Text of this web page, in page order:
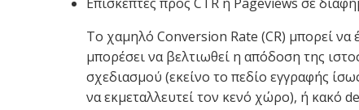
Το χαμηλό Conversion Rate (CR) μπορεί να
μπορέσει να βελτιωθεί η απόδοση της
σχεδιασμού (εκείνο το πεδίο εγγραφής
να εκμεταλλευτεί τον κενό χώρο), ή κακό